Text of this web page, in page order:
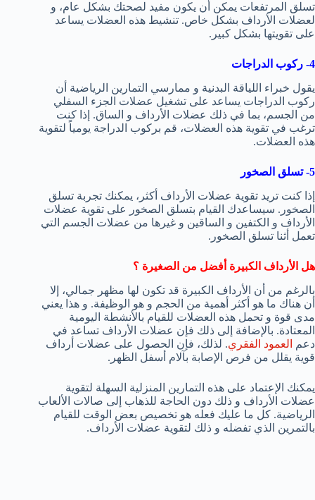
تسلق المرتفعات يمكن أن يكون مفيد لصحتك بشكل عام، و
لعضلات الأرداف بشكل خاص. تنشيط هذه العضلات يساعد
على تقويتها بشكل كبير.
4- ركوب الدراجات
يقول خبراء اللياقة البدنية و ممارسي التمارين الرياضية أن
ركوب الدراجات يساعد على تشغيل عضلات الجزء السفلي
من الجسم، بما في ذلك عضلات الأرداف و الساق. إذا كنت
ترغب في تقوية هذه العضلات، قم بركوب الدراجة يومياً لتقوية
هذه العضلات.
5- تسلق الصخور
إذا كنت تريد تقوية عضلات الأرداف أكثر، يمكنك تجربة تسلق
الصخور. سيساعدك القيام بتسلق الصخور على تقوية عضلات
الأرداف و الكتفين و الساقين و غيرها من عضلات الجسم التي
تعمل أثنا تسلق الصخور.
هل الأرداف الكبيرة أفضل من الصغيرة ؟
بالرغم من أن الأرداف الكبيرة قد تكون لها مظهر جمالي، إلا
أن هناك ما هو أكثر أهمية من الحجم و هو الوظيفة. و هذا يعني
مدى قوة و تحمل هذه العضلات للقيام بالأنشطة اليومية
المعتادة. بالإضافة إلى ذلك فإن عضلات الأرداف تساعد في
دعم
العمود الفقري. لذلك، فإن الحصول على عضلات أرداف
قوية يقلل من فرص الإصابة بآلام أسفل الظهر.
يمكنك الإعتماد على هذه التمارين المنزلية السهلة لتقوية
عضلات الأرداف و ذلك دون الحاجة للذهاب إلى صالات الألعاب
الرياضية. كل ما عليك فعله هو تخصيص بعض الوقت للقيام
بالتمرين الذي تفضله و ذلك لتقوية عضلات الأرداف.